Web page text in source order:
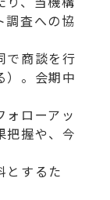
調査への協
商談を行
）。会期中
ローアッ
把握や、今
するた